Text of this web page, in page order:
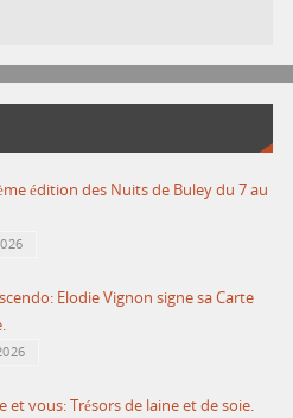
édition des Nuits de Buley du 7 au
Elodie Vignon signe sa Carte
et vous: Trésors de laine et de soie.